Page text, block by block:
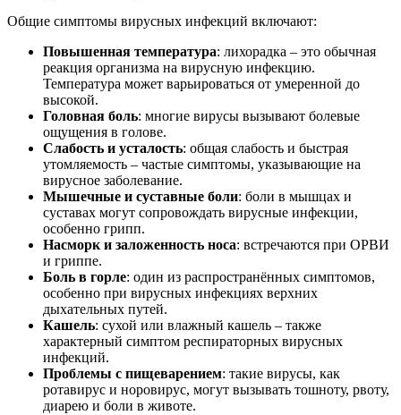
Общие симптомы вирусных инфекций включают:
Повышенная температура: лихорадка – это обычная
реакция организма на вирусную инфекцию.
Температура может варьироваться от умеренной до
высокой.
Головная боль: многие вирусы вызывают болевые
ощущения в голове.
Слабость и усталость: общая слабость и быстрая
утомляемость – частые симптомы, указывающие на
вирусное заболевание.
Мышечные и суставные боли: боли в мышцах и
суставах могут сопровождать вирусные инфекции,
особенно грипп.
Насморк и заложенность носа: встречаются при ОРВИ
и гриппе.
Боль в горле: один из распространённых симптомов,
особенно при вирусных инфекциях верхних
дыхательных путей.
Кашель: сухой или влажный кашель – также
характерный симптом респираторных вирусных
инфекций.
Проблемы с пищеварением: такие вирусы, как
ротавирус и норовирус, могут вызывать тошноту, рвоту,
диарею и боли в животе.